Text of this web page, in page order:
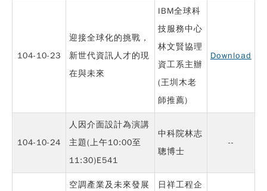
104-10-23
迎接全球化的挑戰，
新世代資訊人才的現
在與未來
IBM全球科
技服務中心
林文賢協理
資工系主辦
(王圳木老
師推薦)
Download
104-10-24
人因介面設計為演講
主題(上午10:00至
11:30)E541
中科院林志
聰博士
--
空調產業及未來發展
日祥工程企